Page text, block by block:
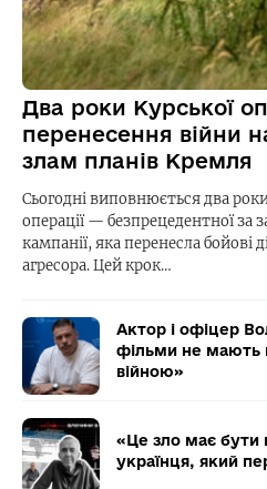
Два роки Курської
перенесення війни
злам планів Кремля
Сьогодні виповнюється два
операції — безпрецедентної за
кампанії, яка перенесла бойові
агресора. Цей крок…
Актор і офіцер
фільми не мають
війною»
«Це зло має бути
українця, який